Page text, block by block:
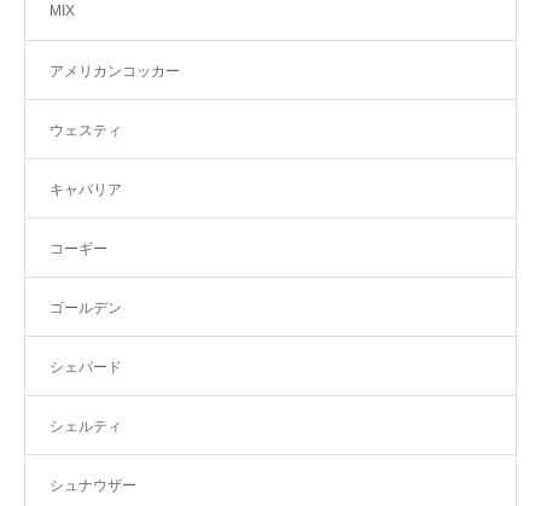
MIX
アメリカンコッカー
ウェスティ
キャバリア
コーギー
ゴールデン
シェパード
シェルティ
シュナウザー